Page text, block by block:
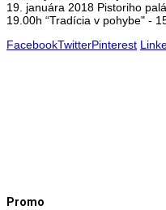
19. januára 2018 Pistoriho
19.00h “Tradícia v pohybe" -
FacebookTwitterPinterest
Promo